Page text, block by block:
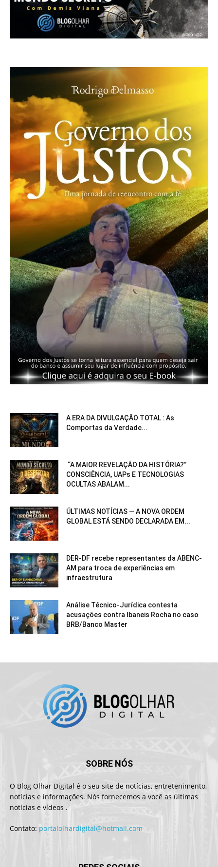
A ERA DA DIVULGAÇÃO TOTAL : As
Comportas da Verdade...
“A MAIOR REVELAÇÃO DA HISTÓRIA?”
CONSCIÊNCIA, UAPs E TECNOLOGIAS
OCULTAS ABALAM...
ÚLTIMAS NOTÍCIAS — A NOVA ORDEM
GLOBAL ESTÁ SENDO DECLARADA EM...
DER-DF recebe representantes da ABENC-
AM para troca de experiências em
infraestrutura
Análise Técnico-Jurídica contesta
acusações contra Ibaneis Rocha no caso
BRB/Banco Master
SOBRE NÓS
O Blog Olhar Digital é o seu site de notícias, entretenimento,
notícias e informações. Nós fornecemos a você as últimas
notícias e vídeos .
Contato: portalolhardigital@hotmail.com